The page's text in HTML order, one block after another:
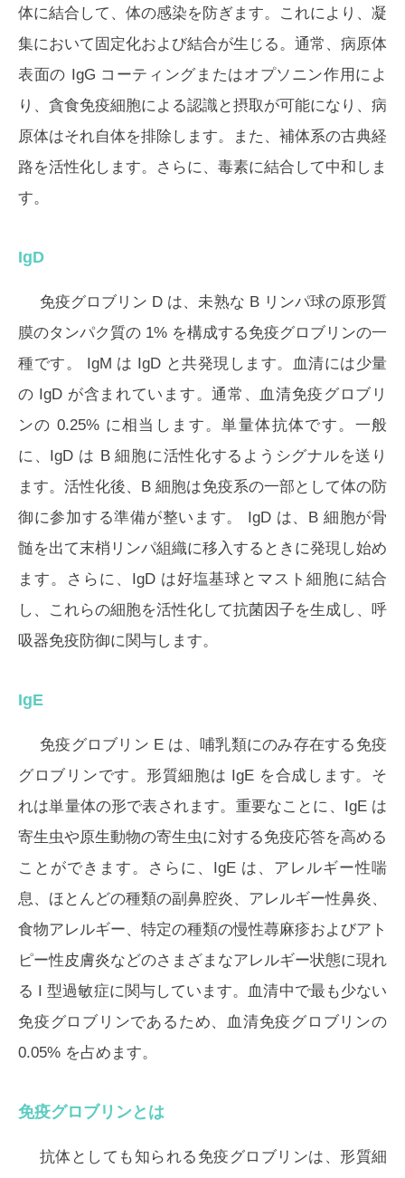
体に結合して、体の感染を防ぎます。これにより、凝
集において固定化および結合が生じる。通常、病原体
表面の IgG コーティングまたはオプソニン作用によ
り、貪食免疫細胞による認識と摂取が可能になり、病
原体はそれ自体を排除します。また、補体系の古典経
路を活性化します。さらに、毒素に結合して中和しま
す。
IgD
免疫グロブリン D は、未熟な B リンパ球の原形質
膜のタンパク質の 1% を構成する免疫グロブリンの一
種です。 IgM は IgD と共発現します。血清には少量
の IgD が含まれています。通常、血清免疫グロブリ
ンの 0.25% に相当します。単量体抗体です。一般
に、IgD は B 細胞に活性化するようシグナルを送り
ます。活性化後、B 細胞は免疫系の一部として体の防
御に参加する準備が整います。 IgD は、B 細胞が骨
髄を出て末梢リンパ組織に移入するときに発現し始め
ます。さらに、IgD は好塩基球とマスト細胞に結合
し、これらの細胞を活性化して抗菌因子を生成し、呼
吸器免疫防御に関与します。
IgE
免疫グロブリン E は、哺乳類にのみ存在する免疫
グロブリンです。形質細胞は IgE を合成します。そ
れは単量体の形で表されます。重要なことに、IgE は
寄生虫や原生動物の寄生虫に対する免疫応答を高める
ことができます。さらに、IgE は、アレルギー性喘
息、ほとんどの種類の副鼻腔炎、アレルギー性鼻炎、
食物アレルギー、特定の種類の慢性蕁麻疹およびアト
ピー性皮膚炎などのさまざまなアレルギー状態に現れ
る I 型過敏症に関与しています。血清中で最も少ない
免疫グロブリンであるため、血清免疫グロブリンの
0.05% を占めます。
免疫グロブリンとは
抗体としても知られる免疫グロブリンは、形質細